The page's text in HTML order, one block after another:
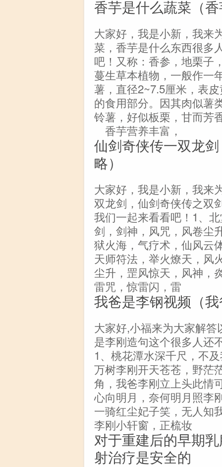
香芋是什么蔬菜（
大家好，我是小新，我来
菜，香芋是什么东西很多
吧！又称：香参，地栗
蔓生草本植物，一般作一
薯，直径2~7.5厘米，表
的食用部分。因其肉似薯
铃薯，好似板栗，甘而
香芋营养丰富，
仙剑奇侠传一双龙
略）
大家好，我是小新，我来
双龙剑，仙剑奇侠传之双
我们一起来看看吧！1、
剑，剑神，风咒，风卷尘
狱火海，气疗术，仙风云
天师符法，举火燎天，风
尘升，罡风惊天，风神，
雷咒，惊雷闪，雷
我爸是李钢视频（
大家好,小福来为大家解
是李刚造句这个很多人还
1、桃花潭水深千尺，不
万树李刚开天苍苍，野茫
角，我爸李刚立上头此情
心向明月，奈何明月照李
一骑红尘妃子笑，无人知
李刚小轩窗，正梳妆
对于重建后的早期
射治疗是安全的